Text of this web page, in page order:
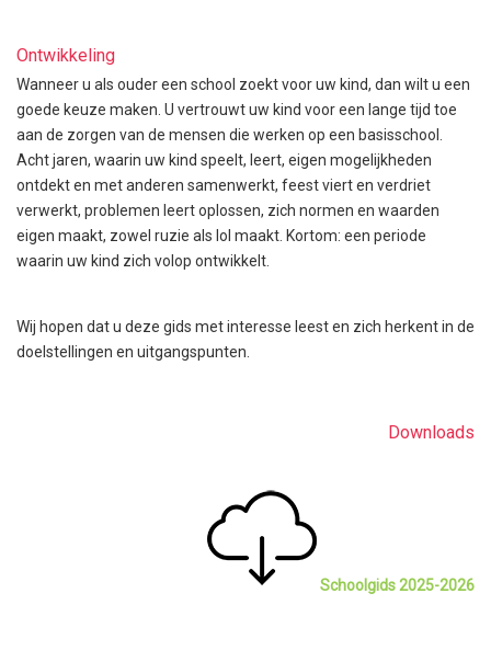
Ontwikkeling
Wanneer u als ouder een school zoekt voor uw kind, dan wilt u een
goede keuze maken. U vertrouwt uw kind voor een lange tijd toe
aan de zorgen van de mensen die werken op een basisschool.
Acht jaren, waarin uw kind speelt, leert, eigen mogelijkheden
ontdekt en met anderen samenwerkt, feest viert en verdriet
verwerkt, problemen leert oplossen, zich normen en waarden
eigen maakt, zowel ruzie als lol maakt. Kortom: een periode
waarin uw kind zich volop ontwikkelt.
Wij hopen dat u deze gids met interesse leest en zich herkent in de
doelstellingen en uitgangspunten.
Downloads
Schoolgids 2025-2026